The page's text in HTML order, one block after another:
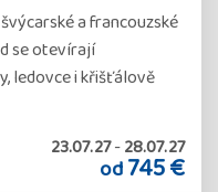
a francouzské
se otevírají
ledovce i křišťálově
23.07.27-28.07.27
od745 €